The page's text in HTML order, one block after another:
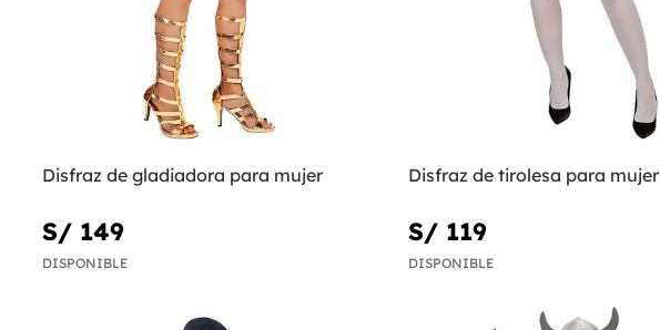
Disfraz de gladiadora para mujer
S/ 149
DISPONIBLE
Disfraz de tirolesa para mujer
S/ 119
DISPONIBLE